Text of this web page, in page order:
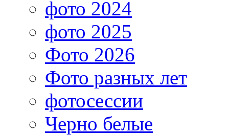
фото 2024
фото 2025
Фото 2026
Фото разных лет
фотосессии
Черно белые